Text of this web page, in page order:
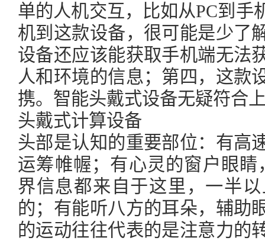
单的人机交互，比如从PC到手
机到这款设备，很可能是少了
设备还应该能获取手机端无法
人和环境的信息；第四，这款
携。智能头戴式设备无疑符合
头戴式计算设备
头部是认知的重要部位：有高
运筹帷幄；有心灵的窗户眼睛
界信息都来自于这里，一半
的；有能听八方的耳朵，辅助
的运动往往代表的是注意力的